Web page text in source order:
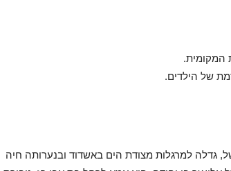
המקומית.
של הילדים.
גדלה למרגלות מצודת הים באשדוד ובנערותה חיה